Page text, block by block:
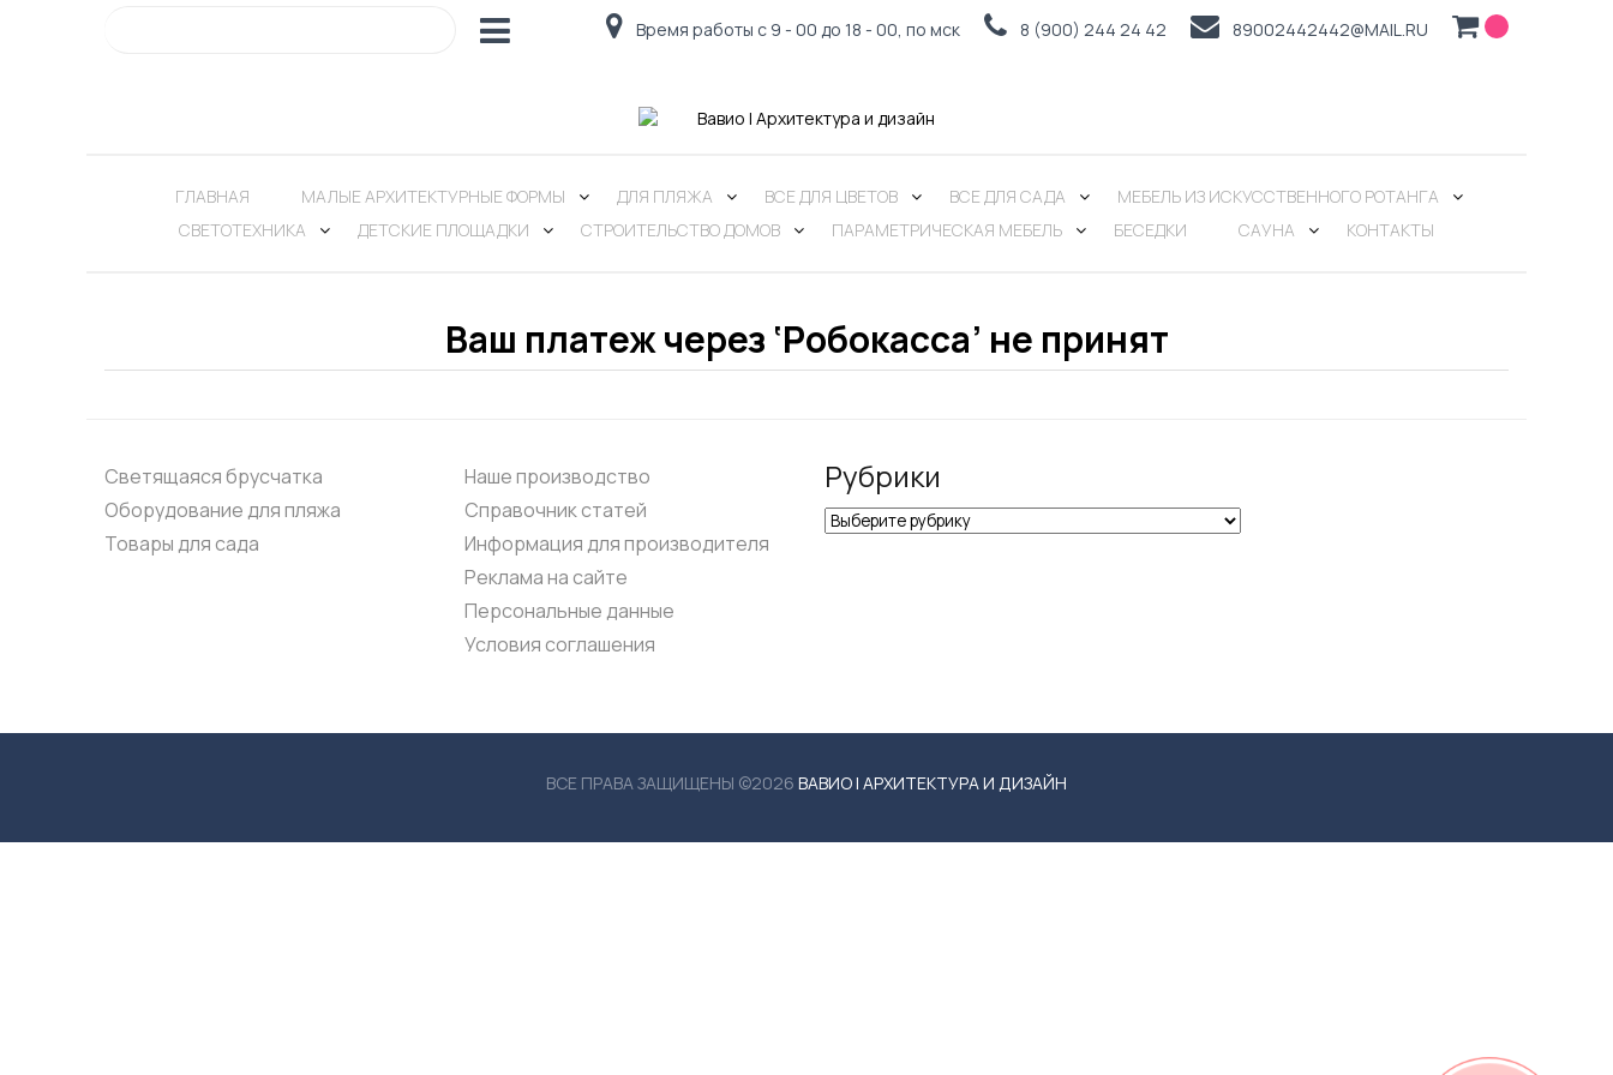
Время работы с 9 - 00 до 18 - 00, по мск 8 (900) 244 24 42 89002442442@MAIL.RU
ГЛАВНАЯ МАЛЫЕ АРХИТЕКТУРНЫЕ ФОРМЫ ДЛЯ ПЛЯЖА ВСЕ ДЛЯ ЦВЕТОВ ВСЕ ДЛЯ САДА
МЕБЕЛЬ ИЗ ИСКУССТВЕННОГО РОТАНГА
СВЕТОТЕХНИКА
ДЕТСКИЕ ПЛОЩАДКИ СТРОИТЕЛЬСТВО ДОМОВ ПАРАМЕТРИЧЕСКАЯ МЕБЕЛЬ БЕСЕДКИ САУНА КОНТАКТЫ
Ваш платеж через ‘Робокасса’ не принят
Светящаяся брусчатка
Оборудование для пляжа
Товары для сада
Наше производство
Справочник статей
Информация для производителя
Реклама на сайте
Персональные данные
Условия соглашения
Рубрики
Рубрики
ВСЕ ПРАВА ЗАЩИЩЕНЫ ©2026 ВАВИО | АРХИТЕКТУРА И ДИЗАЙН